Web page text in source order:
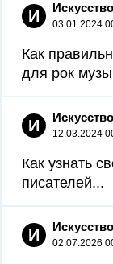
И 03.01.2024
Как
для рок
И 12.03.2024
Как узнать
писателей...
И 02.07.2026